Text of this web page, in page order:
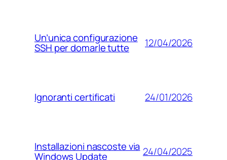
Un’unica configurazione
SSH per domarle tutte 12/04/2026
Ignoranti certificati 24/01/2026
Installazioni nascoste via
Windows Update 24/04/2025